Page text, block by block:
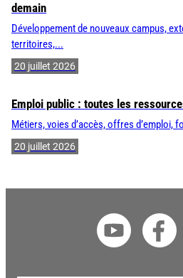
demain
Développement de nouveaux campus,
territoires,...
20 juillet 2026
Emploi public : toutes les
Métiers, voies d’accès, offres d’emploi,
20 juillet 2026